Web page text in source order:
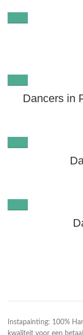
Dancers in
Instapainting: 100%
kwaliteit voor een